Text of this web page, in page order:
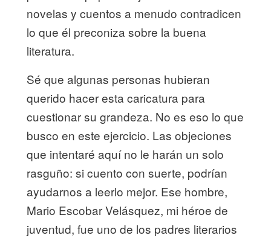
novelas y cuentos a menudo contradicen
lo que él preconiza sobre la buena
literatura.
Sé que algunas personas hubieran
querido hacer esta caricatura para
cuestionar su grandeza. No es eso lo que
busco en este ejercicio. Las objeciones
que intentaré aquí no le harán un solo
rasguño: si cuento con suerte, podrían
ayudarnos a leerlo mejor. Ese hombre,
Mario Escobar Velásquez, mi héroe de
juventud, fue uno de los padres literarios